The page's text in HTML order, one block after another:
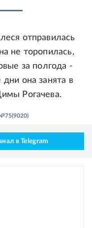
отправилась
не торопилась,
за полгода -
она занята в
Рогачева.
в Telegram